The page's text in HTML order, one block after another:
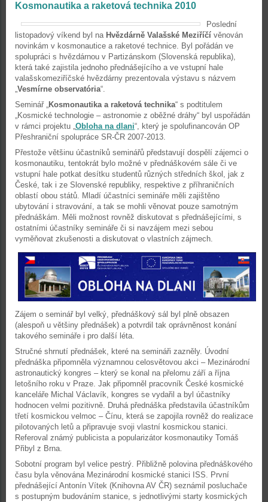
Kosmonautika a raketová technika 2010
Poslední
listopadový víkend byl na Hvězdárně Valašské Meziříčí věnován
novinkám v kosmonautice a raketové technice. Byl pořádán ve
spolupráci s hvězdárnou v Partizánskom (Slovenská republika),
která také zajistila jednoho přednášejícího a ve vstupní hale
valašskomeziříčské hvězdárny prezentovala výstavu s názvem
„Vesmírne observatória“.
Seminář „Kosmonautika a raketová technika“ s podtitulem
„Kosmické technologie – astronomie z oběžné dráhy“ byl uspořádán
v rámci projektu „Obloha na dlani“, který je spolufinancován OP
Přeshraniční spolupráce SR-ČR 2007-2013.
Přestože většinu účastníků seminářů představují dospělí zájemci o
kosmonautiku, tentokrát bylo možné v přednáškovém sále či ve
vstupní hale potkat desítku studentů různých středních škol, jak z
České, tak i ze Slovenské republiky, respektive z příhraničních
oblastí obou států. Mladí účastníci semináře měli zajištěno
ubytování i stravování, a tak se mohli věnovat pouze samotným
přednáškám. Měli možnost rovněž diskutovat s přednášejícími, s
ostatními účastníky semináře či si navzájem mezi sebou
vyměňovat zkušenosti a diskutovat o vlastních zájmech.
Zájem o seminář byl velký, přednáškový sál byl plně obsazen
(alespoň u většiny přednášek) a potvrdil tak oprávněnost konání
takového semináře i pro další léta.
Stručné shrnutí přednášek, které na semináři zazněly. Úvodní
přednáška připomněla významnou celosvětovou akci – Mezinárodní
astronautický kongres – který se konal na přelomu září a října
letošního roku v Praze. Jak připomněl pracovník České kosmické
kanceláře Michal Václavík, kongres se vydařil a byl účastníky
hodnocen velmi pozitivně. Druhá přednáška představila účastníkům
třetí kosmickou velmoc – Čínu, která se zapojila rovněž do realizace
pilotovaných letů a připravuje svoji vlastní kosmickou stanici.
Referoval známý publicista a popularizátor kosmonautiky Tomáš
Přibyl z Brna.
Sobotní program byl velice pestrý. Přibližně polovina přednáškového
času byla věnována Mezinárodní kosmické stanici ISS. První
přednášející Antonín Vítek (Knihovna AV ČR) seznámil posluchače
s postupným budováním stanice, s jednotlivými starty kosmických